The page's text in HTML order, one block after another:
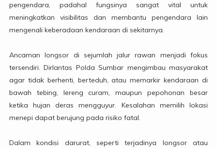
pengendara, padahal fungsinya sangat vital untuk
meningkatkan visibilitas dan membantu pengendara lain
mengenali keberadaan kendaraan di sekitarnya.
Ancaman longsor di sejumlah jalur rawan menjadi fokus
tersendiri. Dirlantas Polda Sumbar mengimbau masyarakat
agar tidak berhenti, berteduh, atau memarkir kendaraan di
bawah tebing, lereng curam, maupun pepohonan besar
ketika hujan deras mengguyur. Kesalahan memilih lokasi
menepi dapat berujung pada risiko fatal.
Dalam kondisi darurat, seperti terjadinya longsor atau